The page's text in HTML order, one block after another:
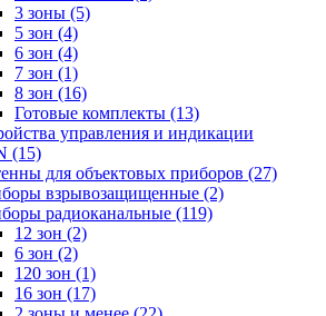
3 зоны (5)
5 зон (4)
6 зон (4)
7 зон (1)
8 зон (16)
Готовые комплекты (13)
управления и индикации
(15)
для объектовых приборов (27)
взрывозащищенные (2)
радиоканальные (119)
12 зон (2)
6 зон (2)
120 зон (1)
16 зон (17)